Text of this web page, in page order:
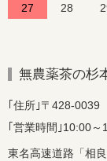
無農薬茶の杉
｢住所｣〒428-
｢営業時間｣10:00
東名高速道路「相
27
28